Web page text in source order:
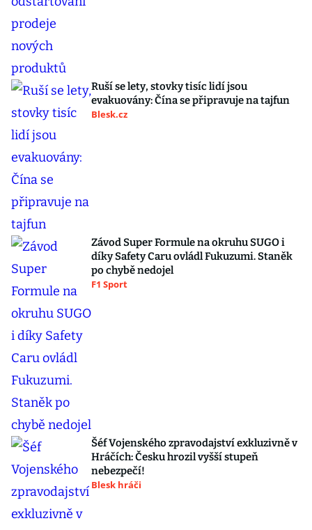
Ruší se lety, stovky tisíc lidí jsou
evakuovány: Čína se připravuje na tajfun
Blesk.cz
Závod Super Formule na okruhu SUGO i
díky Safety Caru ovládl Fukuzumi. Staněk
po chybě nedojel
F1 Sport
Šéf Vojenského zpravodajství exkluzivně v
Hráčích: Česku hrozil vyšší stupeň
nebezpečí!
Blesk hráči